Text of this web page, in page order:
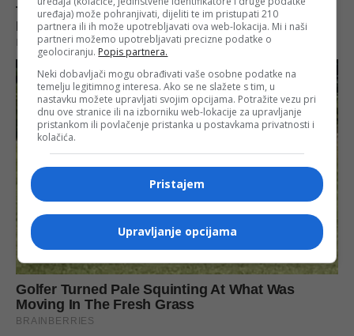
uređaja) može pohranjivati, dijeliti te im pristupati 210
partnera ili ih može upotrebljavati ova web-lokacija. Mi i naši
partneri možemo upotrebljavati precizne podatke o
geolociranju. Popis partnera.
Neki dobavljači mogu obrađivati vaše osobne podatke na
temelju legitimnog interesa. Ako se ne slažete s tim, u
nastavku možete upravljati svojim opcijama. Potražite vezu pri
dnu ove stranice ili na izborniku web-lokacije za upravljanje
pristankom ili povlačenje pristanka u postavkama privatnosti i
kolačića.
Pristajem
Upravljanje opcijama